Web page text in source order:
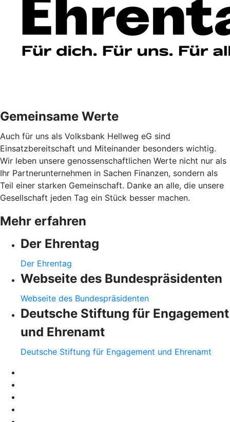
Gemeinsame Werte
Auch für uns als Volksbank Hellweg eG sind
Einsatzbereitschaft und Miteinander besonders wichtig.
Wir leben unsere genossenschaftlichen Werte nicht nur als
Ihr Partnerunternehmen in Sachen Finanzen, sondern als
Teil einer starken Gemeinschaft. Danke an alle, die unsere
Gesellschaft jeden Tag ein Stück besser machen.
Mehr erfahren
Der Ehrentag
Der Ehrentag
Webseite des Bundespräsidenten
Webseite des Bundespräsidenten
Deutsche Stiftung für Engagement
und Ehrenamt
Deutsche Stiftung für Engagement und Ehrenamt